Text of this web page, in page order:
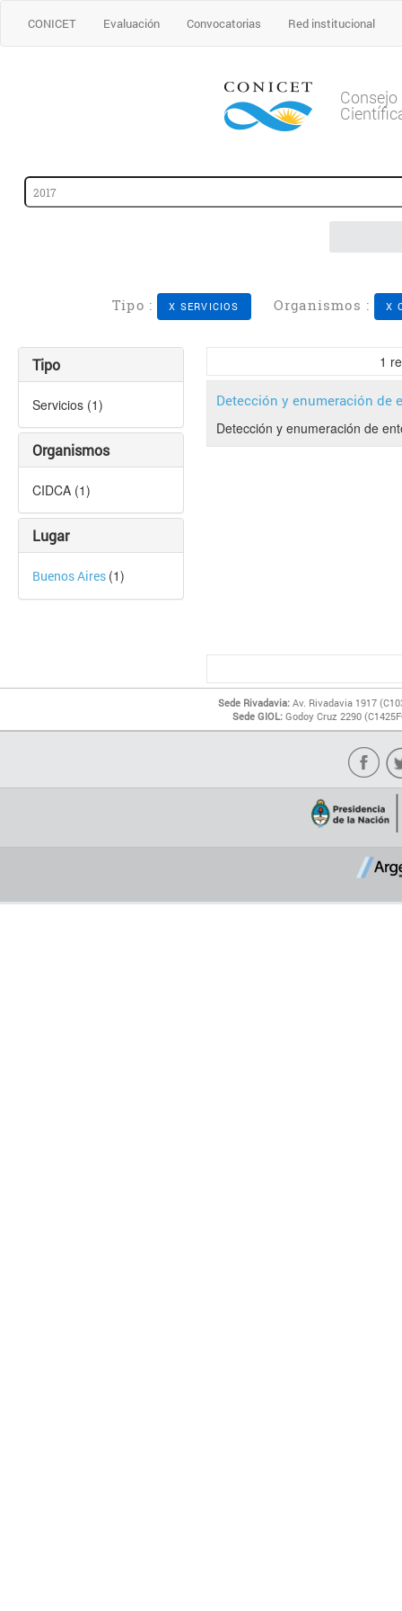
CONICET Evaluación Convocatorias Red institucional
Tipo : X SERVICIOS Organismos : X
Tipo
Servicios (1)
Organismos
CIDCA (1)
Lugar
Buenos Aires (1)
1
Detección y enumeración de
Detección y enumeración de
Sede Rivadavia: Av. Rivadavia 1917
Sede GIOL: Godoy Cruz 2290